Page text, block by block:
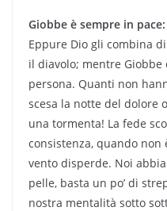
Giobbe è sempre in pace:
Eppure Dio gli combina
il diavolo; mentre
persona. Quanti non
scesa la notte del dolore
una tormenta! La fede
consistenza, quando
vento disperde. Noi
pelle, basta un po’ di
nostra mentalità sotto